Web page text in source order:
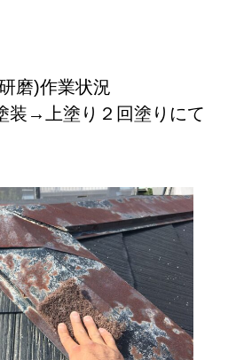
磨)作業状況
装→上塗り２回塗りにて